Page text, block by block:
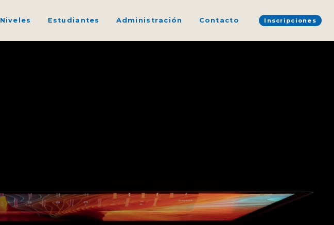
Niveles Estudiantes Administración Contacto Inscripciones